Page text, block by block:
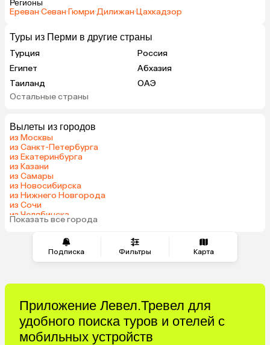
Подписка Фильтры Карта
Регионы
Ереван·Севан·Гюмри·Дилижан·Цахкадзор
Туры из Перми в другие страны
Турция
Россия
Египет
Абхазия
Таиланд
ОАЭ
Гонконг
Остальные страны
Вылеты из городов
из Москвы
из Санкт-Петербурга
из Екатеринбурга
из Казани
из Самары
из Новосибирска
из Нижнего Новгорода
из Сочи
из Челябинска
из Омска
Показать все города
Приложение Левел.Тревел для
удобного поиска туров и отелей с
мобильных устройств